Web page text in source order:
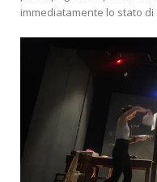
immediatamente lo stato di